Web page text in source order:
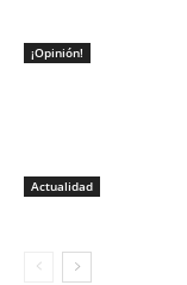
¡Opinión!
Actualidad